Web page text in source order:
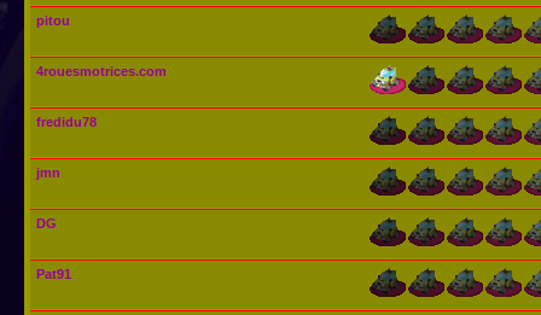
pitou
4rouesmotrices.com
fredidu78
jmn
DG
Pat91